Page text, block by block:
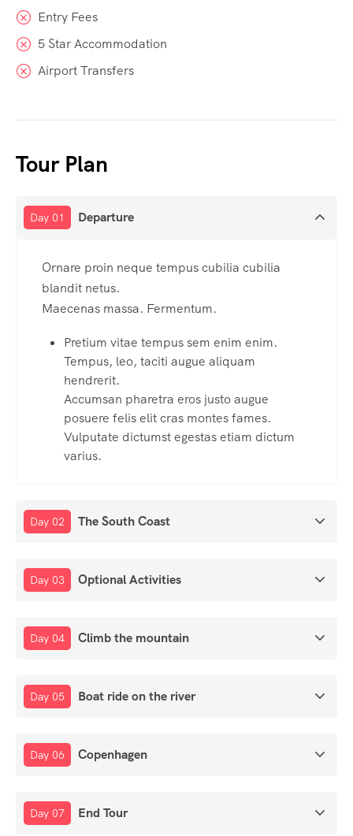
Entry Fees
5 Star Accommodation
Airport Transfers
Tour Plan
Day 01 Departure
Ornare proin neque tempus cubilia cubilia
blandit netus.
Maecenas massa. Fermentum.
Pretium vitae tempus sem enim enim.
Tempus, leo, taciti augue aliquam
hendrerit.
Accumsan pharetra eros justo augue
posuere felis elit cras montes fames.
Vulputate dictumst egestas etiam dictum
varius.
Day 02 The South Coast
Day 03 Optional Activities
Day 04 Climb the mountain
Day 05 Boat ride on the river
Day 06 Copenhagen
Day 07 End Tour